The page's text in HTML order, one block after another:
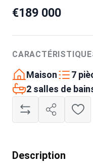
€189 000
Maison 7
2 salles de
Description